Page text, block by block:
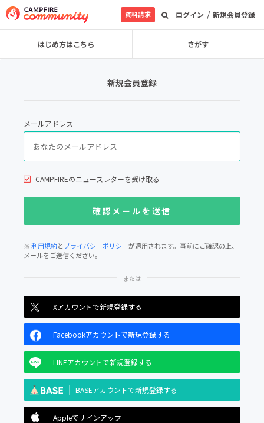
ログイン / 新規会員登録
資料請求
はじめ方はこちら さがす
新規会員登録
メールアドレス
CAMPFIREのニュースレターを受け取る
※利用規約とプライバシーポリシーが適用されます。事前にご確認の上、
メールをご送信ください。
Xアカウントで新規登録する
Facebookアカウントで新規登録する
LINEアカウントで新規登録する
BASEアカウントで新規登録する
Appleでサインアップ